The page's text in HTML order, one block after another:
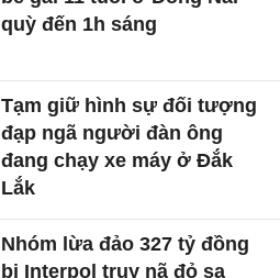
quỳ đến 1h sáng
Tạm giữ hình sự đối tượng
đạp ngã người đàn ông
đang chạy xe máy ở Đắk
Lắk
Nhóm lừa đảo 327 tỷ đồng
bị Interpol truy nã đỏ sa